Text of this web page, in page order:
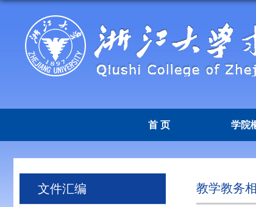
首 页 学院
文件汇编 教学教务